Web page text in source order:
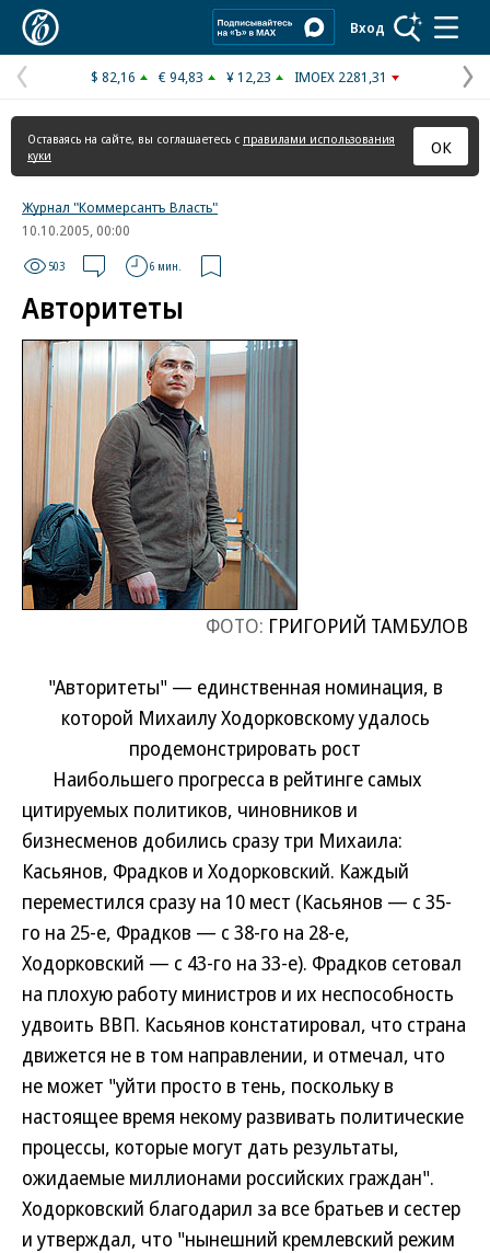
Вход
Предыдущая
страница
$ 82,16 € 94,83 ¥ 12,23 IMOEX 2281,31
Оставаясь на сайте, вы соглашаетесь с правилами использования
куки
ОК
Журнал "Коммерсантъ Власть"
10.10.2005, 00:00
503 6 мин.
Авторитеты
ФОТО: ГРИГОРИЙ ТАМБУЛОВ
"Авторитеты" — единственная номинация, в
которой Михаилу Ходорковскому удалось
продемонстрировать рост
Наибольшего прогресса в рейтинге самых
цитируемых политиков, чиновников и
бизнесменов добились сразу три Михаила:
Касьянов, Фрадков и Ходорковский. Каждый
переместился сразу на 10 мест (Касьянов — с 35-
го на 25-е, Фрадков — с 38-го на 28-е,
Ходорковский — с 43-го на 33-е). Фрадков сетовал
на плохую работу министров и их неспособность
удвоить ВВП. Касьянов констатировал, что страна
движется не в том направлении, и отмечал, что
не может "уйти просто в тень, поскольку в
настоящее время некому развивать политические
процессы, которые могут дать результаты,
ожидаемые миллионами российских граждан".
Ходорковский благодарил за все братьев и сестер
и утверждал, что "нынешний кремлевский режим